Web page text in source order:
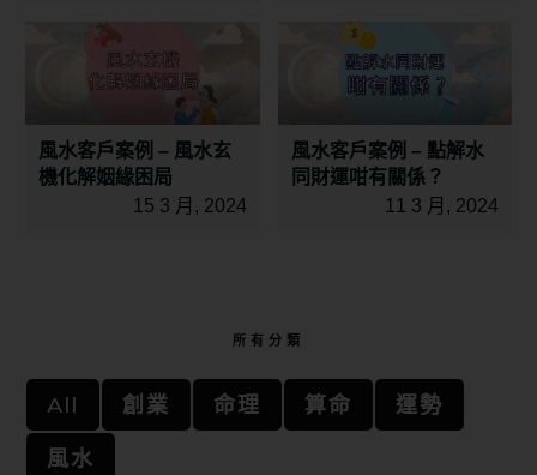
風水客戶案例 – 風水玄
機化解姻緣困局
15 3 月, 2024
風水客戶案例 – 點解水
同財運咁有關係？
11 3 月, 2024
所有分類
All 創業 命理 算命
運勢
風水